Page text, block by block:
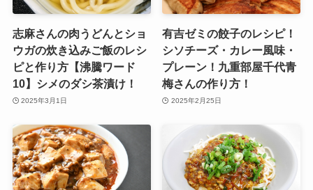
志麻さんの肉うどんとショ
ウガの炊き込みご飯のレシ
ピと作り方【沸騰ワード
10】シメのダシ茶漬け！
2025年3月1日
有吉ゼミの餃子のレシピ！
シソチーズ・カレー風味・
プレーン！九重部屋千代青
梅さんの作り方！
2025年2月25日